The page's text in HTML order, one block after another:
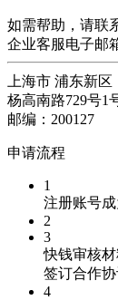
如需帮助，请联
企业客服电子邮
上海市 浦东新区
杨高南路729号1
邮编：200127
申请流程
1
注册账号
2
3
快钱审核
签订合作协
4